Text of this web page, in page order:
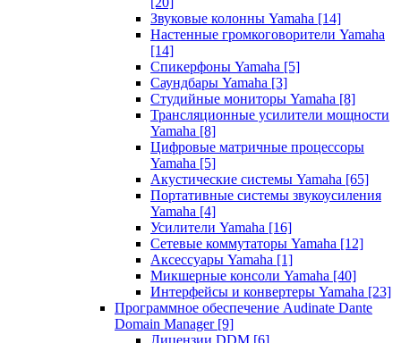
Звуковые колонны Yamaha [14]
Настенные громкоговорители Yamaha
[14]
Спикерфоны Yamaha [5]
Саундбары Yamaha [3]
Студийные мониторы Yamaha [8]
Трансляционные усилители мощности
Yamaha [8]
Цифровые матричные процессоры
Yamaha [5]
Акустические системы Yamaha [65]
Портативные системы звукоусиления
Yamaha [4]
Усилители Yamaha [16]
Сетевые коммутаторы Yamaha [12]
Аксессуары Yamaha [1]
Микшерные консоли Yamaha [40]
Интерфейсы и конвертеры Yamaha [23]
Программное обеспечение Audinate Dante
Domain Manager [9]
Лицензии DDM [6]